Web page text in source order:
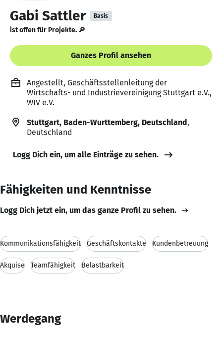
Gabi Sattler Basis
ist offen für Projekte. 🔎
Ganzes Profil ansehen
Angestellt, Geschäftsstellenleitung der
Wirtschafts- und Industrievereinigung Stuttgart e.V.,
WIV e.V.
Stuttgart, Baden-Wurttemberg, Deutschland,
Deutschland
Logg Dich ein, um alle Einträge zu sehen.
Fähigkeiten und Kenntnisse
Logg Dich jetzt ein, um das ganze Profil zu sehen.
Kommunikationsfähigkeit Geschäftskontakte Kundenbetreuung
Akquise Teamfähigkeit Belastbarkeit
Werdegang